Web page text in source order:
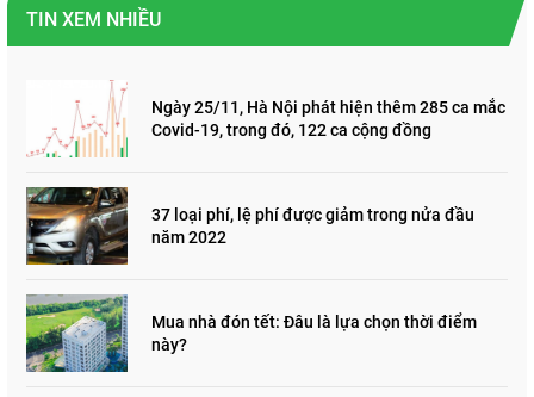
TIN XEM NHIỀU
Ngày 25/11, Hà Nội phát hiện thêm 285 ca mắc
Covid-19, trong đó, 122 ca cộng đồng
37 loại phí, lệ phí được giảm trong nửa đầu
năm 2022
Mua nhà đón tết: Đâu là lựa chọn thời điểm
này?